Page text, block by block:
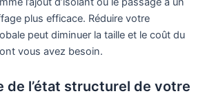
plus efficace. Réduire votre
peut diminuer la taille et le coût du
vous avez besoin.
de l’état structurel de votre